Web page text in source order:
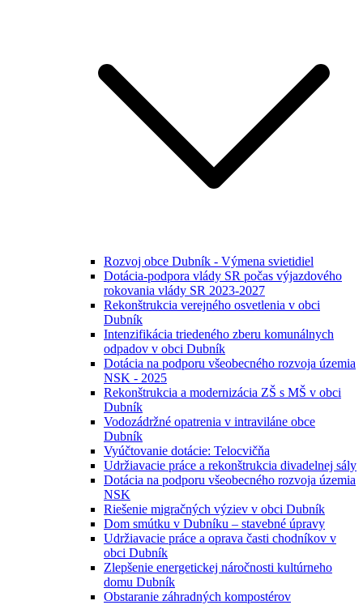
Rozvoj obce Dubník - Výmena svietidiel
Dotácia-podpora vlády SR počas výjazdového
rokovania vlády SR 2023-2027
Rekonštrukcia verejného osvetlenia v obci
Dubník
Intenzifikácia triedeného zberu komunálnych
odpadov v obci Dubník
Dotácia na podporu všeobecného rozvoja územia
NSK - 2025
Rekonštrukcia a modernizácia ZŠ s MŠ v obci
Dubník
Vodozádržné opatrenia v intraviláne obce
Dubník
Vyúčtovanie dotácie: Telocvičňa
Udržiavacie práce a rekonštrukcia divadelnej sály
Dotácia na podporu všeobecného rozvoja územia
NSK
Riešenie migračných výziev v obci Dubník
Dom smútku v Dubníku – stavebné úpravy
Udržiavacie práce a oprava časti chodníkov v
obci Dubník
Zlepšenie energetickej náročnosti kultúrneho
domu Dubník
Obstaranie záhradných kompostérov